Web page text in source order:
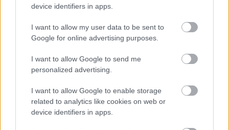
device identifiers in apps.
I want to allow my user data to be sent to
Google for online advertising purposes.
I want to allow Google to send me
personalized advertising.
I want to allow Google to enable storage
related to analytics like cookies on web or
device identifiers in apps.